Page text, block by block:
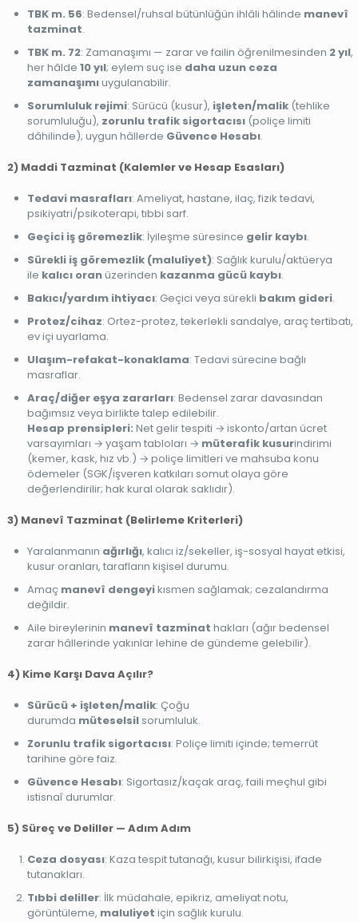
TBK m. 56: Bedensel/ruhsal bütünlüğün ihlâli hâlinde manevî
tazminat.
TBK m. 72: Zamanaşımı — zarar ve failin öğrenilmesinden 2 yıl,
her hâlde10 yıl; eylem suç ise daha uzun ceza
zamanaşımıuygulanabilir.
Sorumluluk rejimi: Sürücü (kusur), işleten/malik (tehlike
sorumluluğu), zorunlu trafik sigortacısı (poliçe limiti
dâhilinde); uygun hâllerde Güvence Hesabı.
2) Maddi Tazminat (Kalemler ve Hesap Esasları)
Tedavi masrafları: Ameliyat, hastane, ilaç, fizik tedavi,
psikiyatri/psikoterapi, tıbbi sarf.
Geçici iş göremezlik: İyileşme süresince gelir kaybı.
Sürekli iş göremezlik (maluliyet): Sağlık kurulu/aktüerya
ile kalıcı oranüzerinden kazanma gücü kaybı.
Bakıcı/yardım ihtiyacı: Geçici veya sürekli bakım gideri.
Protez/cihaz: Ortez-protez, tekerlekli sandalye, araç tertibatı,
ev içi uyarlama.
Ulaşım-refakat-konaklama: Tedavi sürecine bağlı
masraflar.
Araç/diğer eşya zararları: Bedensel zarar davasından
bağımsız veya birlikte talep edilebilir.
Hesap prensipleri: Net gelir tespiti → iskonto/artan ücret
varsayımları → yaşam tabloları → müterafik kusurindirimi
(kemer, kask, hız vb.) → poliçe limitleri ve mahsuba konu
ödemeler (SGK/işveren katkıları somut olaya göre
değerlendirilir; hak kural olarak saklıdır).
3) Manevî Tazminat (Belirleme Kriterleri)
Yaralanmanın ağırlığı, kalıcı iz/sekeller, iş-sosyal hayat etkisi,
kusur oranları, tarafların kişisel durumu.
Amaç manevî dengeyikısmen sağlamak; cezalandırma
değildir.
Aile bireylerinin manevî tazminat hakları (ağır bedensel
zarar hâllerinde yakınlar lehine de gündeme gelebilir).
4) Kime Karşı Dava Açılır?
Sürücü + işleten/malik: Çoğu
durumda müteselsil sorumluluk.
Zorunlu trafik sigortacısı: Poliçe limiti içinde; temerrüt
tarihine göre faiz.
Güvence Hesabı: Sigortasız/kaçak araç, faili meçhul gibi
istisnaî durumlar.
5) Süreç ve Deliller — Adım Adım
Ceza dosyası: Kaza tespit tutanağı, kusur bilirkişisi, ifade
tutanakları.
Tıbbi deliller: İlk müdahale, epikriz, ameliyat notu,
görüntüleme, maluliyet için sağlık kurulu.